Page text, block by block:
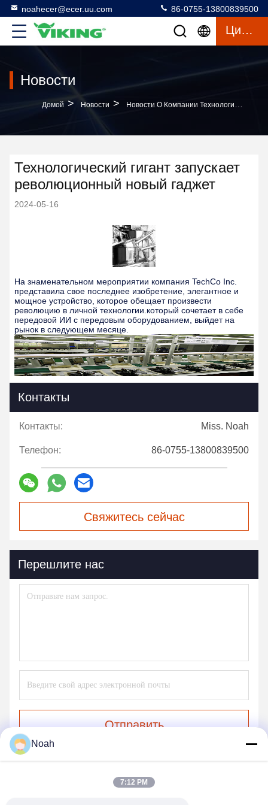
noahecer@ecer.uu.com 86-0755-13800839500
Цитата
Новости
Домой > Новости > Новости О Компании Технологический Гигант Запускает Революционный Новый Гаджет
Технологический гигант запускает
революционный новый гаджет
2024-05-16
На знаменательном мероприятии компания TechCo Inc.
представила свое последнее изобретение, элегантное и
мощное устройство, которое обещает произвести
революцию в личной технологии.который сочетает в себе
передовой ИИ с передовым оборудованием, выйдет на
рынок в следующем месяце.
Контакты
Контакты: Miss. Noah
Телефон: 86-0755-13800839500
Свяжитесь сейчас
Перешлите нас
Отправить
Noah
7:12 PM